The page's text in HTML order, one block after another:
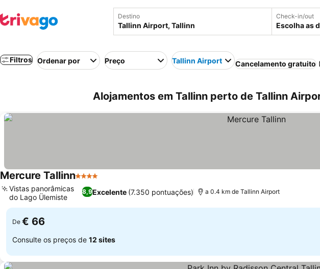
Destino Check-in/out
Escolha as
Filtros Ordenar por Preço Tallinn Airport Cancelamento gratuito
Alojamentos em Tallinn perto de Tallinn
Mercure Tallinn4 Estrelas
8,9Excelente (7.350 pontuações)
Vistas panorâmicas
do Lago Ülemiste
a 0.4 km de Tallinn Airport
De € 66
Consulte os preços de 12 sites